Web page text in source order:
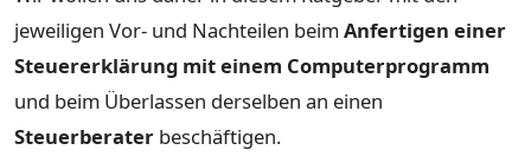
jeweiligen Vor- und Nachteilen beimAnfertigen einer
Steuererklärung mit einem Computerprogramm
und beim Überlassen derselben an einen
Steuerberater beschäftigen.